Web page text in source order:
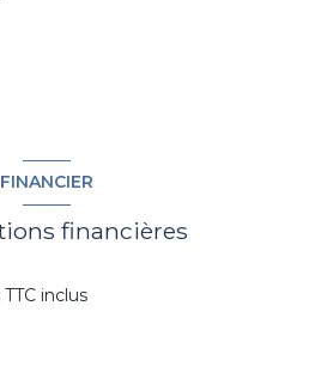
FINANCIER
financières
inclus